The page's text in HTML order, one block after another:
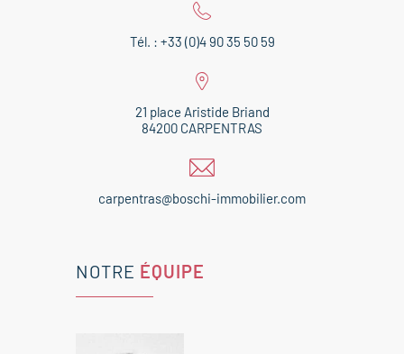
Tél. : +33 (0)4 90 35 50 59
21 place Aristide Briand
84200 CARPENTRAS
carpentras@boschi-immobilier.com
NOTRE ÉQUIPE